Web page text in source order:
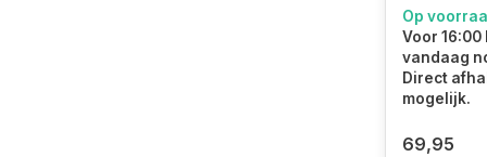
Op
Voor 16:00
vandaag
Direct
mogelijk.
69,95